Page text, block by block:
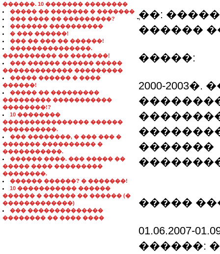
������. 10 ������� ��������
����� �� ������� � �������
��� ���� �� ���������?
������� ����������
� ��� ������!
��� �� ��� �� ������!
���������������.
���������� �� �������!
��� ������ ������ �����
������������� ���������
����� ������ � ����
������!
����� �� ���������
��������� �����������
��������!?
10 ��������
���������������� ������
����������.
��� ��������, � ��� ��� �
������� ���������� �
�����������.
������ ����. ��� ����� ��
����� ���� ���������
��������.
������ ������? � �������!
10 ����������� ������
������ � ������ �� ������ (�
�������������)
��� ��������������
�������� �� ���� ����
������
�����:
2000-
�������
�����
01.06.2007-
������: